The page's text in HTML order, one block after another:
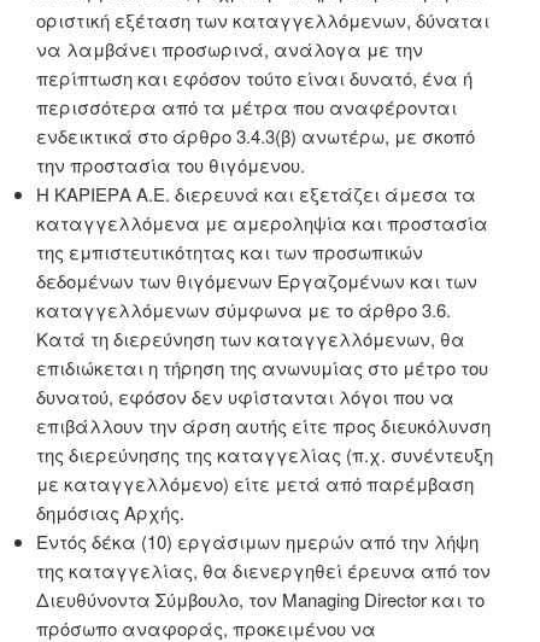
οριστική εξέταση των καταγγελλόμενων, δύναται
να λαμβάνει προσωρινά, ανάλογα με την
περίπτωση και εφόσον τούτο είναι δυνατό, ένα ή
περισσότερα από τα μέτρα που αναφέρονται
ενδεικτικά στο άρθρο 3.4.3(β) ανωτέρω, με σκοπό
την προστασία του θιγόμενου.
Η KΑΡΙΕΡΑ Α.Ε. διερευνά και εξετάζει άμεσα τα
καταγγελλόμενα με αμεροληψία και προστασία
της εμπιστευτικότητας και των προσωπικών
δεδομένων των θιγόμενων Εργαζομένων και των
καταγγελλόμενων σύμφωνα με το άρθρο 3.6.
Κατά τη διερεύνηση των καταγγελλόμενων, θα
επιδιώκεται η τήρηση της ανωνυμίας στο μέτρο του
δυνατού, εφόσον δεν υφίστανται λόγοι που να
επιβάλλουν την άρση αυτής είτε προς διευκόλυνση
της διερεύνησης της καταγγελίας (π.χ. συνέντευξη
με καταγγελλόμενο) είτε μετά από παρέμβαση
δημόσιας Αρχής.
Εντός δέκα (10) εργάσιμων ημερών από την λήψη
της καταγγελίας, θα διενεργηθεί έρευνα από τον
Διευθύνοντα Σύμβουλο, τον Managing Director και το
πρόσωπο αναφοράς, προκειμένου να